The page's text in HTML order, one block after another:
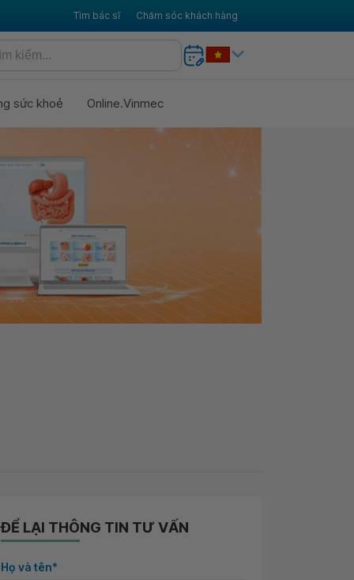
Tìm bác sĩ Chăm sóc khách hàng
sức khoẻ Online.Vinmec
ĐỂ LẠI THÔNG TIN TƯ VẤN
Họ và tên*